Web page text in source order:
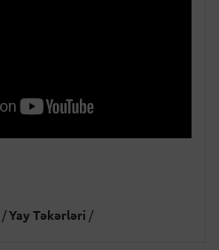
/Yay Təkərləri /